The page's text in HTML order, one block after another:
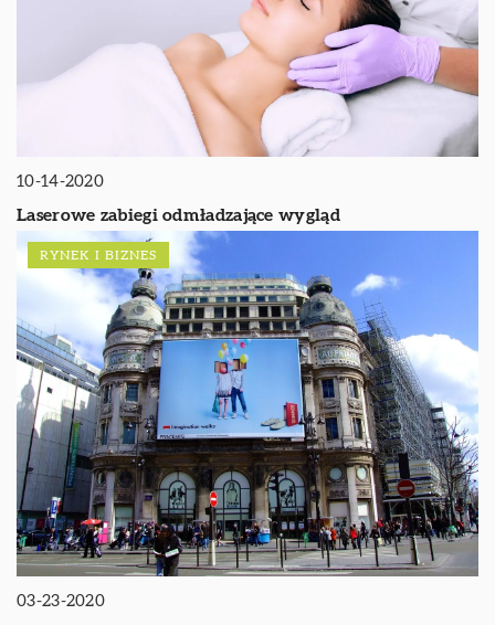
10-14-2020
Laserowe zabiegi odmładzające wygląd
RYNEK I BIZNES
03-23-2020